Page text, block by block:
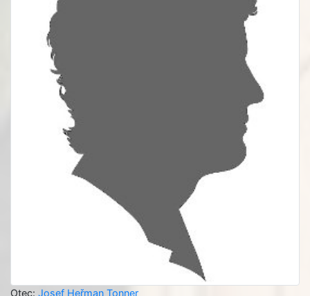
Otec: Josef Heřman Tonner